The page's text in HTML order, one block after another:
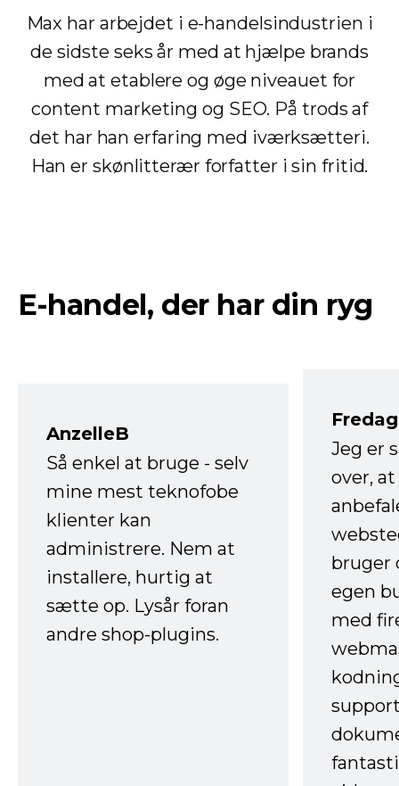
Max har arbejdet i e-handelsindustrien i
de sidste seks år med at hjælpe brands
med at etablere og øge niveauet for
content marketing og SEO. På trods af
det har han erfaring med iværksætteri.
Han er skønlitterær forfatter i sin fritid.
E-handel, der har din ryg
AnzelleB
Så enkel at bruge - selv
mine mest teknofobe
klienter kan
administrere. Nem at
installere, hurtig at
sætte op. Lysår foran
andre shop-plugins.
Jeg er
over,
bruger
egen
med